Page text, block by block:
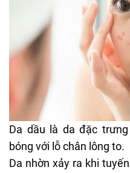
Da dầu là da đặc
bóng với lỗ chân lông to.
Da nhờn xảy ra khi